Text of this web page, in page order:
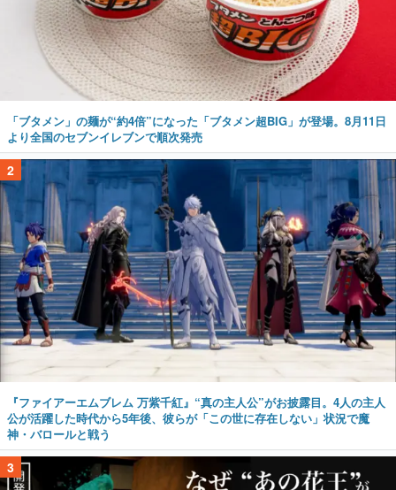
「ブタメン」の麺が“約4倍”になった「ブタメン超BIG」が登場。8月11日
より全国のセブンイレブンで順次発売
2
『ファイアーエムブレム 万紫千紅』“真の主人公”がお披露目。4人の主人
公が活躍した時代から5年後、彼らが「この世に存在しない」状況で魔
神・バロールと戦う
3